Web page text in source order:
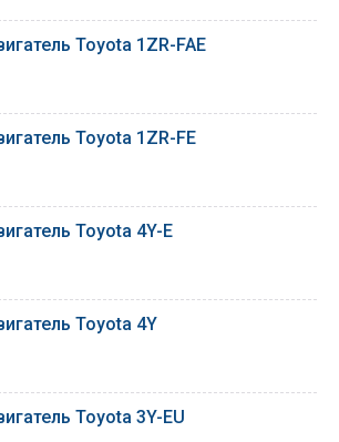
Toyota 1ZR-FAE
Toyota 1ZR-FE
Toyota 4Y-E
Toyota 4Y
Toyota 3Y-EU